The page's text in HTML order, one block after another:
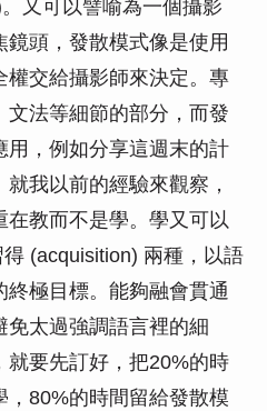
又可以譬喻為一個攝影
頭，發散模式像是使用
權交給攝影師來決定。專
法等細節的部分，而發
用，例如分享這週末的計
我以前的經驗來觀察，
在教而不是學。學又可以
(acquisition) 兩種，以語
極目標。能夠融會貫通
太過強調語言裡的細
要先訂好，把20%的時
，80%的時間留給發散模